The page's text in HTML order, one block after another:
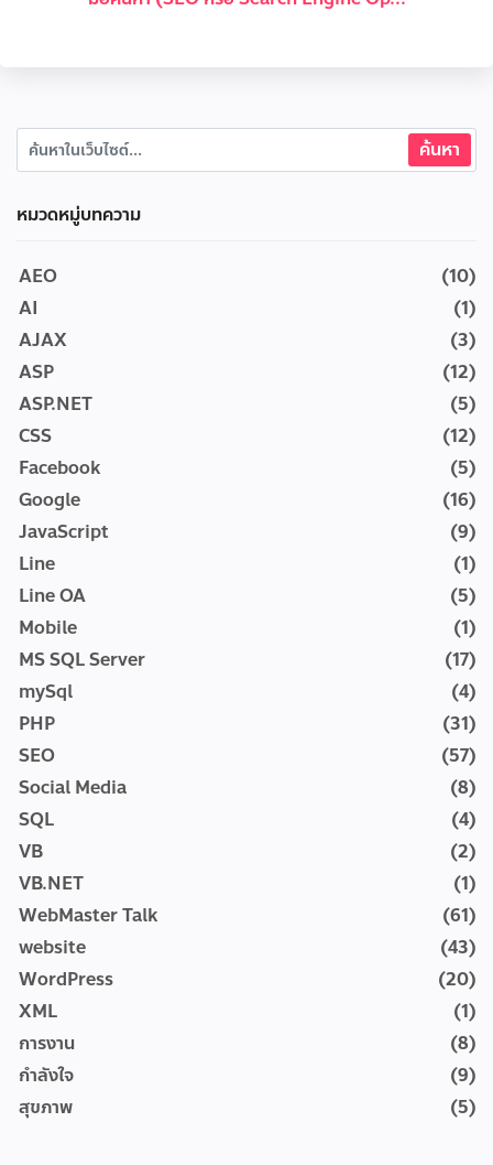
หมวดหมู่บทความ
AEO
(10)
AI
(1)
AJAX
(3)
ASP
(12)
ASP.NET
(5)
CSS
(12)
Facebook
(5)
Google
(16)
JavaScript
(9)
Line
(1)
Line OA
(5)
Mobile
(1)
MS SQL Server
(17)
mySql
(4)
PHP
(31)
SEO
(57)
Social Media
(8)
SQL
(4)
VB
(2)
VB.NET
(1)
WebMaster Talk
(61)
website
(43)
WordPress
(20)
XML
(1)
การงาน
(8)
กำลังใจ
(9)
สุขภาพ
(5)